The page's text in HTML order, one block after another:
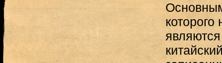
которого